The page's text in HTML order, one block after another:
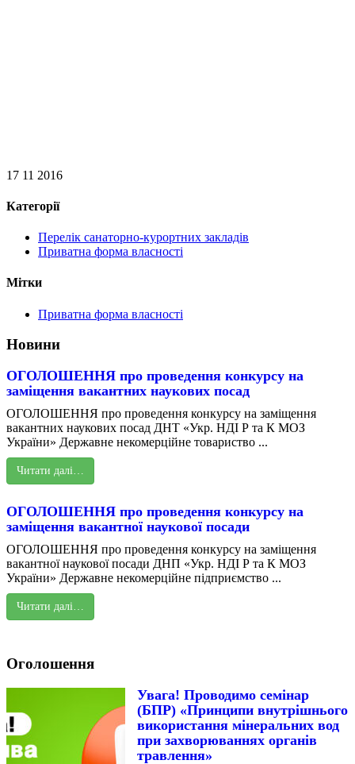
17 11 2016
Категорії
Перелік санаторно-курортних закладів
Приватна форма власності
Мітки
Приватна форма власності
Новини
ОГОЛОШЕННЯ про проведення конкурсу на
заміщення вакантних наукових посад
ОГОЛОШЕННЯ про проведення конкурсу на заміщення
вакантних наукових посад ДНТ «Укр. НДІ Р та К МОЗ
України» Державне некомерційне товариство ...
Читати далі…
ОГОЛОШЕННЯ про проведення конкурсу на
заміщення вакантної наукової посади
ОГОЛОШЕННЯ про проведення конкурсу на заміщення
вакантної наукової посади ДНП «Укр. НДІ Р та К МОЗ
України» Державне некомерційне підприємство ...
Читати далі…
Оголошення
Увага! Проводимо семінар
(БПР) «Принципи внутрішнього
використання мінеральних вод
при захворюваннях органів
травлення»